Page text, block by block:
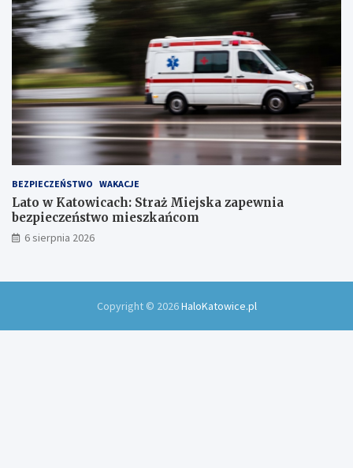
!
BEZPIECZEŃSTWO WAKACJE
Lato w Katowicach: Straż Miejska zapewnia
bezpieczeństwo mieszkańcom
6 sierpnia 2026
Copyright © 2026HaloKatowice.pl